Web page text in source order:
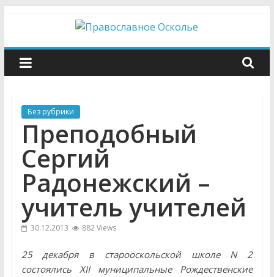
Православное
Информационный
митрополичий
центр
Без рубрики
Преподобный
Сергий
Радонежский –
учитель учителей
30.12.2013 882 Views
25 декабря в старооскольской школе N 2
состоялись XII муниципальные Рождественские